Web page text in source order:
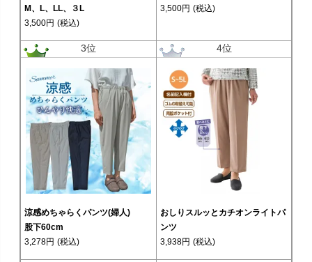
M、L、LL、３L
3,500円 (税込)
3,500円 (税込)
3位
涼感めちゃらくパンツ(婦人)
股下60cm
3,278円 (税込)
4位
おしりスルッとカチオンライトパ
ンツ
3,938円 (税込)